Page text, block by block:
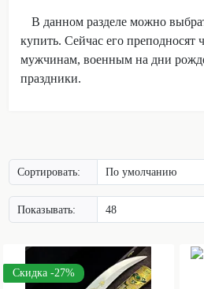
В данном разделе можно
купить. Сейчас его преподносят
мужчинам, военным на дни
праздники.
Сортировать:
Показывать:
Скидка -27%